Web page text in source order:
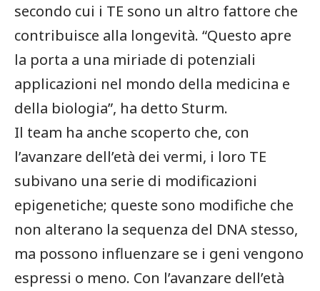
secondo cui i TE sono un altro fattore che
contribuisce alla longevità. “Questo apre
la porta a una miriade di potenziali
applicazioni nel mondo della medicina e
della biologia”, ha detto Sturm.
Il team ha anche scoperto che, con
l’avanzare dell’età dei vermi, i loro TE
subivano una serie di modificazioni
epigenetiche; queste sono modifiche che
non alterano la sequenza del DNA stesso,
ma possono influenzare se i geni vengono
espressi o meno. Con l’avanzare dell’età